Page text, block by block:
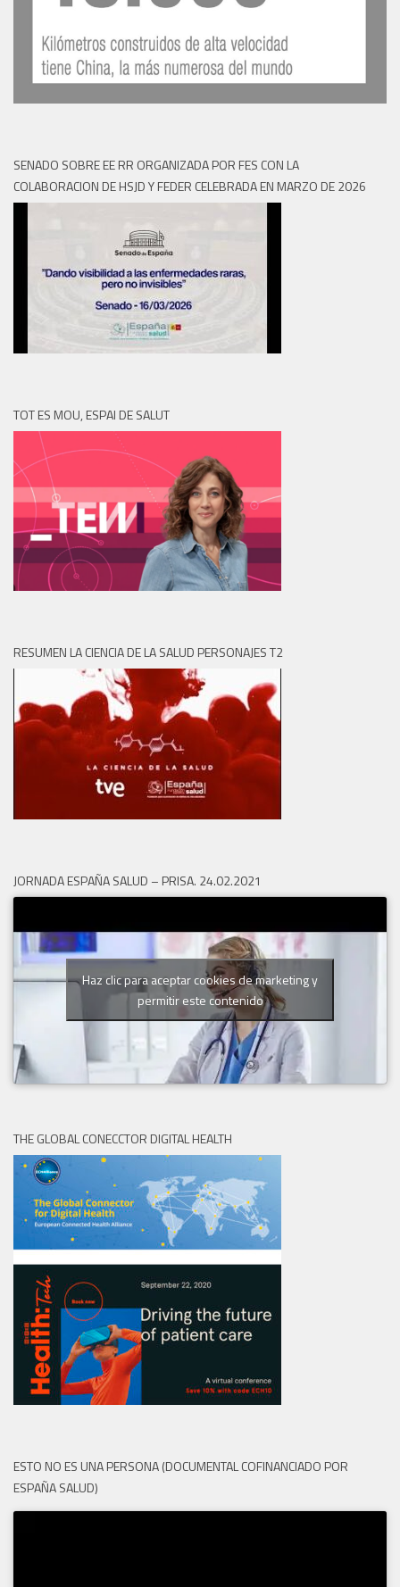
SENADO SOBRE EE RR ORGANIZADA POR FES CON LA
COLABORACION DE HSJD Y FEDER CELEBRADA EN MARZO DE 2026
TOT ES MOU, ESPAI DE SALUT
RESUMEN LA CIENCIA DE LA SALUD PERSONAJES T2
JORNADA ESPAÑA SALUD – PRISA. 24.02.2021
Haz clic para aceptar cookies de marketing y
permitir este contenido
THE GLOBAL CONECCTOR DIGITAL HEALTH
ESTO NO ES UNA PERSONA (DOCUMENTAL COFINANCIADO POR
ESPAÑA SALUD)